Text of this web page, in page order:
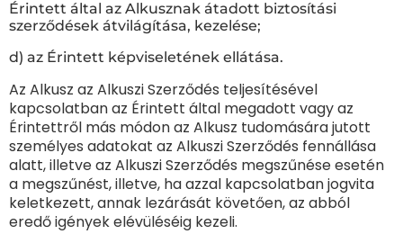
Érintett által az Alkusznak átadott biztosítási
szerződések átvilágítása, kezelése;
d) az Érintett képviseletének ellátása.
Az Alkusz az Alkuszi Szerződés teljesítésével
kapcsolatban az Érintett által megadott vagy az
Érintettről más módon az Alkusz tudomására jutott
személyes adatokat az Alkuszi Szerződés fennállása
alatt, illetve az Alkuszi Szerződés megszűnése esetén
a megszűnést, illetve, ha azzal kapcsolatban jogvita
keletkezett, annak lezárását követően, az abból
eredő igények elévüléséig kezeli.